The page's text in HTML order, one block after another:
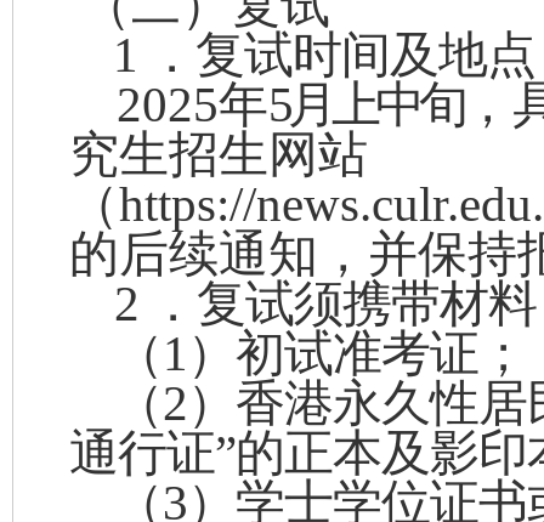
1
．复试时间及地
2025年5月上中旬，
究生招生网站
（https://
的后续通知，并保持
2 ． 复试须携带材
（1） 初试准考证；
（2） 香港永久性居
通行证”的正本及影印
（3） 学士学位证